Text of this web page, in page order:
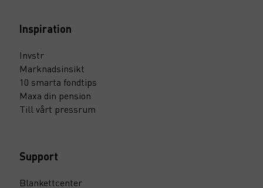
Inspiration
Invstr
Marknadsinsikt
10 smarta fondtips
Maxa din pension
Till vårt pressrum
Support
Blankettcenter